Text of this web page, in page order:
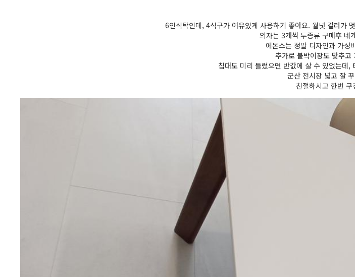
6인식탁인데, 4식구가 여유있게 사용하기 좋아요. 월넛 컬러가
의자는 3개씩 두종류 구매후 네
에몬스는 정말 디자인과 가성
추가로 붙박이장도 맞추고
침대도 미리 들렀으면 반값에 살 수 있었는데,
군산 전시장 넓고 잘
친절하시고 한번 구